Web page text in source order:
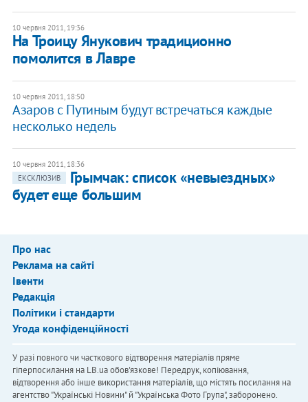
10 червня 2011, 19:36
На Троицу Янукович традиционно
помолится в Лавре
10 червня 2011, 18:50
Азаров с Путиным будут встречаться каждые
несколько недель
10 червня 2011, 18:36
ЕКСКЛЮЗИВ
Грымчак: список «невыездных»
будет еще большим
Про нас
Реклама на сайті
Івенти
Редакція
Політики і стандарти
Угода конфіденційності
У разі повного чи часткового відтворення матеріалів пряме
гіперпосилання на LB.ua обов'язкове! Передрук, копіювання,
відтворення або інше використання матеріалів, що містять посилання на
агентство "Українськi Новини" й "Українська Фото Група", заборонено.